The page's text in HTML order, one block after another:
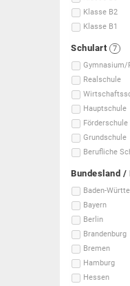
Klasse B2
Klasse B1
Schulart
7
Gymnasium/
Realschule
Hauptschule
Förderschule
Grundschule
Berufliche
Bundesland /
Baden-
Bayern
Berlin
Brandenburg
Bremen
Hamburg
Hessen